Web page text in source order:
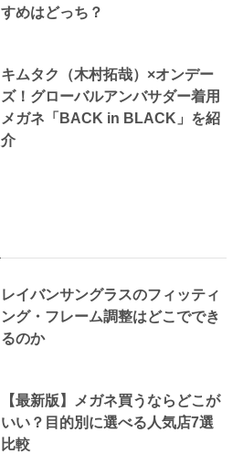
すめはどっち？
キムタク（木村拓哉）×オンデー
ズ！グローバルアンバサダー着用
メガネ「BACK in BLACK」を紹
介
レイバンサングラスのフィッティ
ング・フレーム調整はどこででき
るのか
【最新版】メガネ買うならどこが
いい？目的別に選べる人気店7選
比較